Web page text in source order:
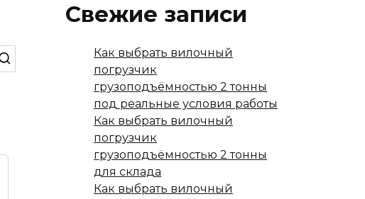
Свежие записи
Как выбрать вилочный
погрузчик
грузоподъёмностью 2 тонны
под реальные условия работы
Как выбрать вилочный
погрузчик
грузоподъёмностью 2 тонны
для склада
Как выбрать вилочный